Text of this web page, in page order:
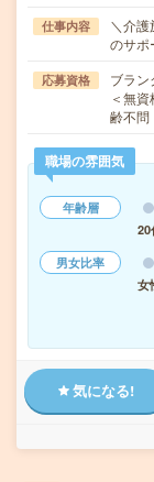
仕事内容
＼介護
のサ
応募資格
ブラン
＜無
齢不問
職場の雰囲気
年齢層
20
男女比率
女
気になる!